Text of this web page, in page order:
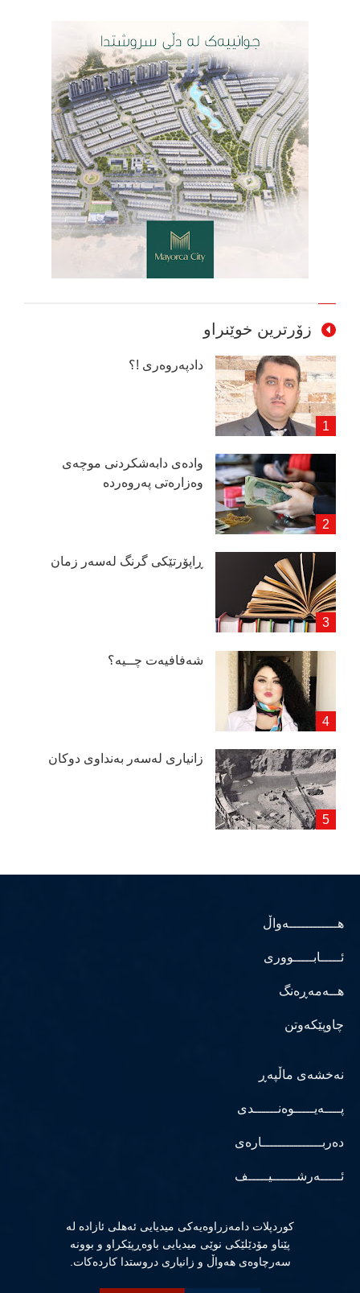
زۆرترین خوێنراو
دادپەروەری !؟
وادەی دابەشكردنی موچەی
وەزارەتی پەروەردە
ڕاپۆرتێكی گرنگ لەسەر زمان
شەفافیەت چــیە؟
زانیاری لەسەر بەنداوی دوكان
هــــــــــــەواڵ
ئـــــابـــــووری
هــەمەڕەنگ
چاوپێکەوتن
نەخشەی ماڵپەڕ
پــــەیـــــوەنــــــدی
دەربـــــــــــــــارەی
ئـــــەرشــــــیـــــف
كوردپلات دامەزراوەیەكی میدیایی ئەهلی ئازادە لە
پێناو مۆدێلێكی نوێی میدیایی باوەڕپێكراو و بوونە
سەرچاوەی هەواڵ و زانیاری دروستدا كاردەكات.